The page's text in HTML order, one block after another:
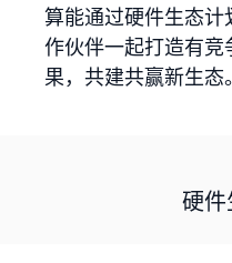
算能通过硬件生态
作伙伴一起打造有
果，共建共赢新生态。
硬